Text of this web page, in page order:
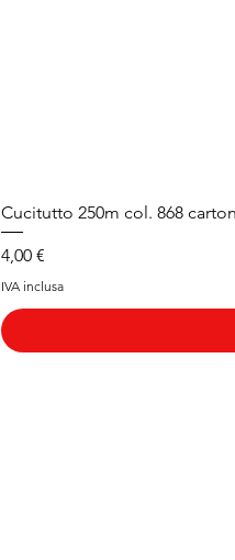
Cucitutto 250m col. 868
Prezzo
4,00 €
IVA inclusa